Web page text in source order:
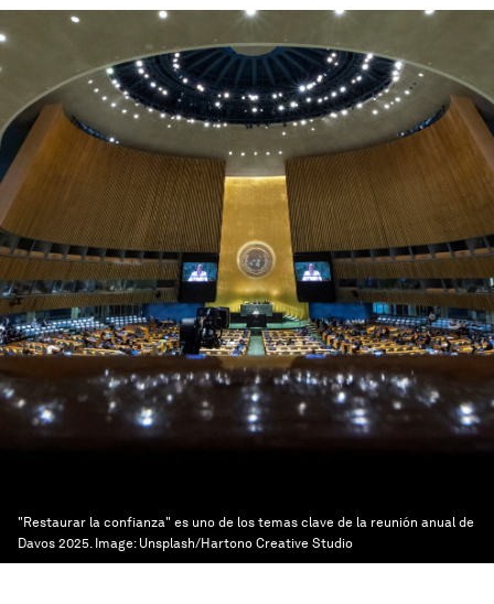
"Restaurar la confianza" es uno de los temas clave de la reunión anual de
Davos 2025. Image: Unsplash/Hartono Creative Studio